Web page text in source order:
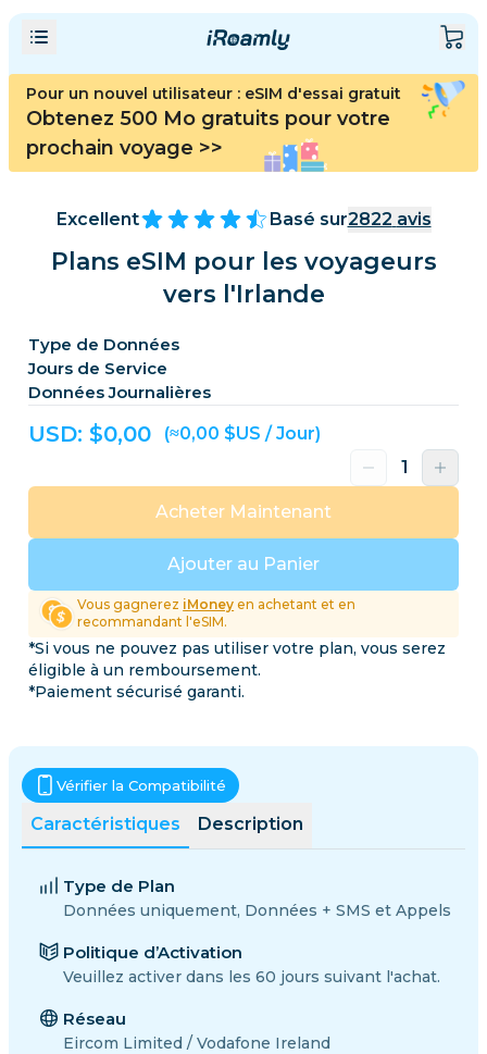
Pour un nouvel utilisateur : eSIM d'essai gratuit
Obtenez 500 Mo gratuits pour votre
prochain voyage >>
Excellent Basé sur2822 avis
Plans eSIM pour les voyageurs
vers l'Irlande
Type de Données
Jours de Service
Données Journalières
USD: $0,00 (≈0,00 $US / Jour)
Ajouter au Panier
Acheter Maintenant
Vous gagnerez iMoney en achetant et en
recommandant l'eSIM.
*Si vous ne pouvez pas utiliser votre plan, vous serez
éligible à un remboursement.
*Paiement sécurisé garanti.
Caractéristiques Description
Vérifier la Compatibilité
Type de Plan
Données uniquement, Données + SMS et Appels
Politique d’Activation
Veuillez activer dans les 60 jours suivant l'achat.
Réseau
Eircom Limited / Vodafone Ireland